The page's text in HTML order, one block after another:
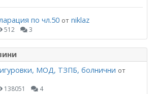
по чл.50 от niklaz
512 3
МОД, ТЗПБ, болнични от
138051 4